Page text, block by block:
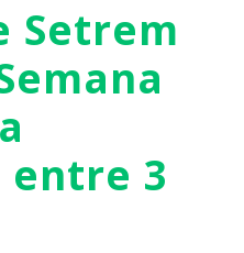
Setrem
3